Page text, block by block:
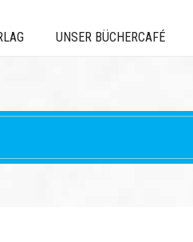
UNSER BÜCHERCAFÉ